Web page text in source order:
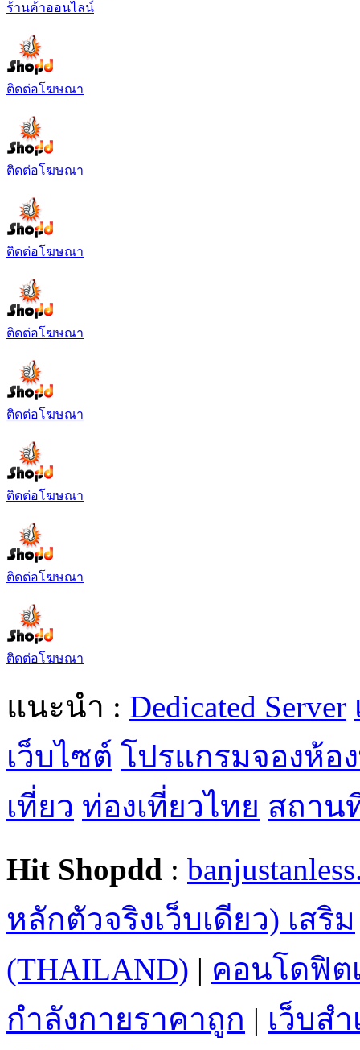
ร้านค้าออนไลน์
ติดต่อโฆษณา
ติดต่อโฆษณา
ติดต่อโฆษณา
ติดต่อโฆษณา
ติดต่อโฆษณา
ติดต่อโฆษณา
ติดต่อโฆษณา
ติดต่อโฆษณา
แนะนำ : Dedicated Server
เว็บไซต์ โปรแกรมจองห้อ
เที่ยว ท่องเที่ยวไทย สถาน
Hit Shopdd :
หลักตัวจริงเว็บเดียว) เสริม
(THAILAND) | คอนโดฟิต
กำลังกายราคาถูก | เว็บส